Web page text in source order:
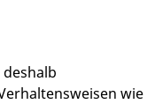
wie